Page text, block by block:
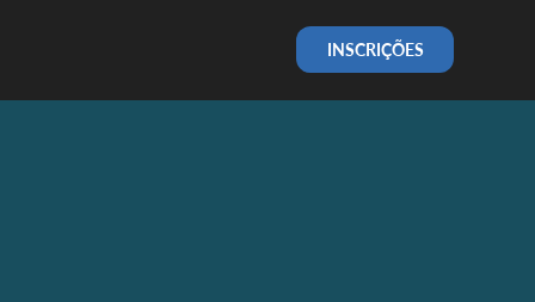
INSCRIÇÕES